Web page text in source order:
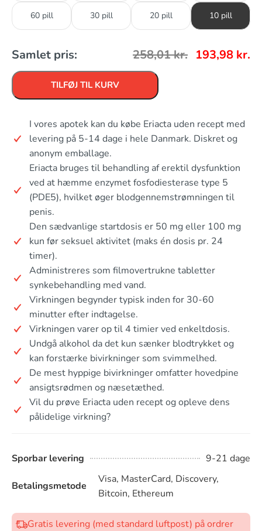
60 pill 30 pill 20 pill 10 pill
Samlet pris: 258,01kr. 193,98 kr.
TILFØJ TIL KURV
I vores apotek kan du købe Eriacta uden recept med
levering på 5-14 dage i hele Danmark. Diskret og
anonym emballage.
Eriacta bruges til behandling af erektil dysfunktion
ved at hæmme enzymet fosfodiesterase type 5
(PDE5), hvilket øger blodgennemstrømningen til
penis.
Den sædvanlige startdosis er 50 mg eller 100 mg
kun før seksuel aktivitet (maks én dosis pr. 24
timer).
Administreres som filmovertrukne tabletter
synkebehandling med vand.
Virkningen begynder typisk inden for 30-60
minutter efter indtagelse.
Virkningen varer op til 4 timier ved enkeltdosis.
Undgå alkohol da det kun sænker blodtrykket og
kan forstærke bivirkninger som svimmelhed.
De mest hyppige bivirkninger omfatter hovedpine
ansigtsrødmen og næsetæthed.
Vil du prøve Eriacta uden recept og opleve dens
pålidelige virkning?
Sporbar levering 9-21 dage
Betalingsmetode
Visa, MasterCard, Discovery,
Bitcoin, Ethereum
Gratis levering (med standard luftpost) på ordrer